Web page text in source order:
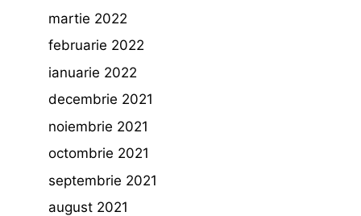
martie 2022
februarie 2022
ianuarie 2022
decembrie 2021
noiembrie 2021
octombrie 2021
septembrie 2021
august 2021